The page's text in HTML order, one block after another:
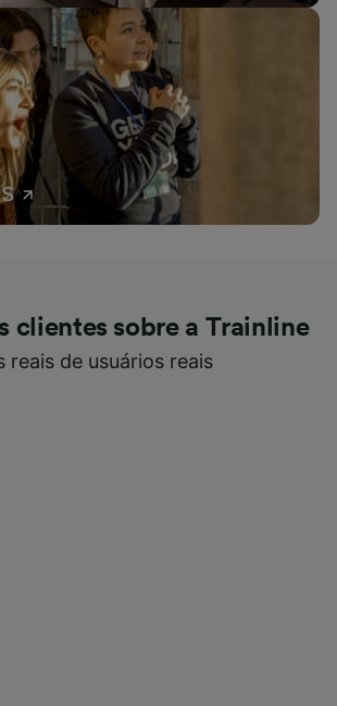
clientes sobre a Trainline
reais de usuários reais